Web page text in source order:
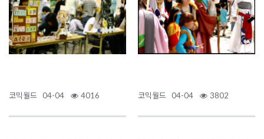
코믹월드 04-04 4016 코믹월드 04-04 3802